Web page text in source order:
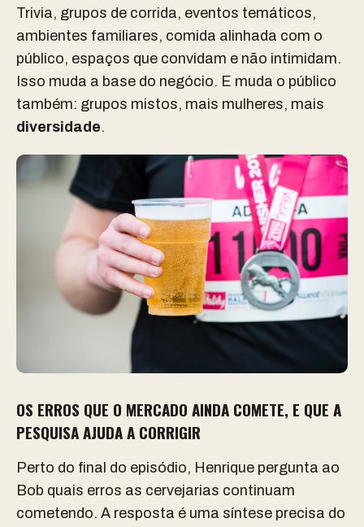
Trivia, grupos de corrida, eventos temáticos,
ambientes familiares, comida alinhada com o
público, espaços que convidam e não intimidam.
Isso muda a base do negócio. E muda o público
também: grupos mistos, mais mulheres, mais
diversidade.
OS ERROS QUE O MERCADO AINDA COMETE, E QUE A
PESQUISA AJUDA A CORRIGIR
Perto do final do episódio, Henrique pergunta ao
Bob quais erros as cervejarias continuam
cometendo. A resposta é uma síntese precisa do